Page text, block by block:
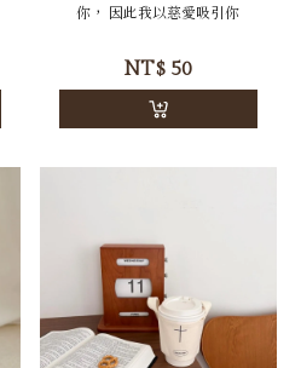
你， 因此我以慈愛吸引你
NT$ 50